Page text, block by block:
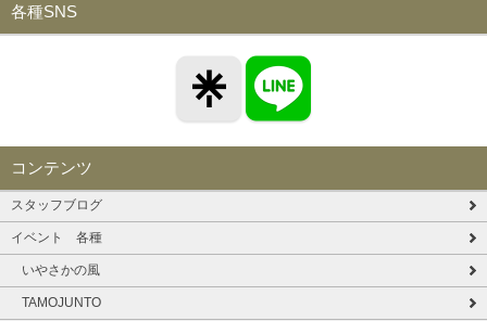
各種SNS
コンテンツ
スタッフブログ
イベント 各種
いやさかの風
TAMOJUNTO